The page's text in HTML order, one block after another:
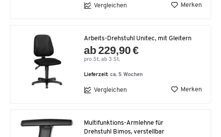
Vergleichen Merken
Arbeits-Drehstuhl Unitec, mit Gleitern
ab 229,90 €
pro St. ab 3 St.
Lieferzeit:ca. 5 Wochen
Vergleichen Merken
Multifunktions-Armlehne für
Drehstuhl Bimos, verstellbar